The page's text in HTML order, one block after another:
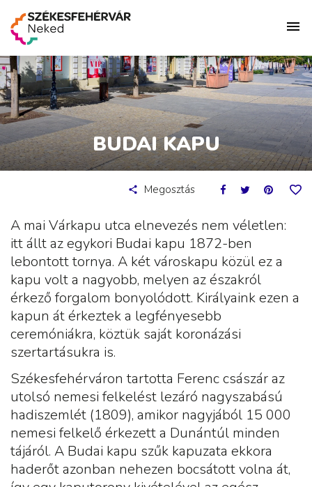
BUDAI KAPU
Megosztás
A mai Várkapu utca elnevezés nem véletlen:
itt állt az egykori Budai kapu 1872-ben
lebontott tornya. A két városkapu közül ez a
kapu volt a nagyobb, melyen az északról
érkező forgalom bonyolódott. Királyaink ezen a
kapun át érkeztek a legfényesebb
ceremóniákra, köztük saját koronázási
szertartásukra is.
Székesfehérváron tartotta Ferenc császár az
utolsó nemesi felkelést lezáró nagyszabású
hadiszemlét (1809), amikor nagyjából 15 000
nemesi felkelő érkezett a Dunántúl minden
tájáról. A Budai kapu szűk kapuzata ekkora
haderőt azonban nehezen bocsátott volna át,